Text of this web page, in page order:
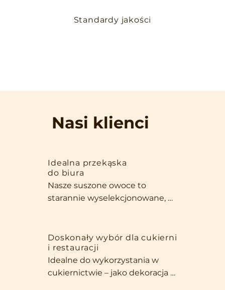
Standardy jakości
Nasi klienci
Idealna przekąska
do biura
Nasze suszone owoce to
starannie wyselekcjonowane,
jak i jakością. Dzięki swojej
wielkości i intensywnemu
aromatowi są stworzone, aby
być samodzielną przekąską,
Doskonały wybór dla cukierni
i restauracji
Idealne do wykorzystania w
cukiernictwie – jako dekoracja